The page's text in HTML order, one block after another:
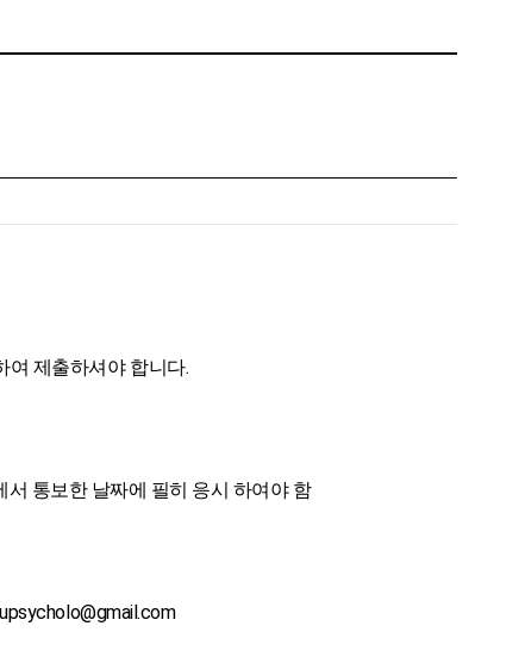
여 제출하셔야 합니다.
통보한 날짜에 필히 응시 하여야 함